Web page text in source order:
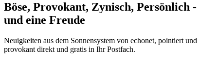
Böse, Provokant, Zynisch, Persönlich -
und eine Freude
Neuigkeiten aus dem Sonnensystem von echonet, pointiert und
provokant direkt und gratis in Ihr Postfach.